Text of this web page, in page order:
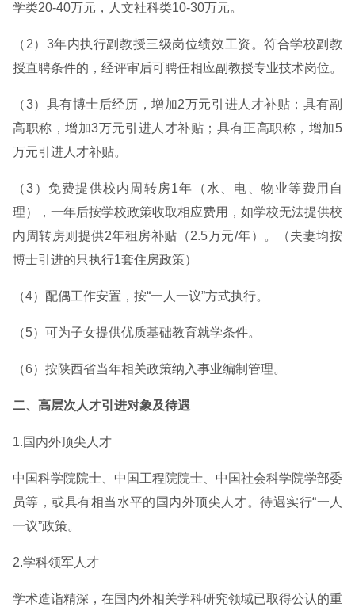
学类20-40万元，人文社科类10-30万元。
（2）3年内执行副教授三级岗位绩效工资。符合学校副教
授直聘条件的，经评审后可聘任相应副教授专业技术岗位。
（3）具有博士后经历，增加2万元引进人才补贴；具有副
高职称，增加3万元引进人才补贴；具有正高职称，增加5
万元引进人才补贴。
（3）免费提供校内周转房1年（水、电、物业等费用自
理），一年后按学校政策收取相应费用，如学校无法提供校
内周转房则提供2年租房补贴（2.5万元/年）。（夫妻均按
博士引进的只执行1套住房政策）
（4）配偶工作安置，按“一人一议”方式执行。
（5）可为子女提供优质基础教育就学条件。
（6）按陕西省当年相关政策纳入事业编制管理。
二、高层次人才引进对象及待遇
1.国内外顶尖人才
中国科学院院士、中国工程院院士、中国社会科学院学部委
员等，或具有相当水平的国内外顶尖人才。待遇实行“一人
一议”政策。
2.学科领军人才
学术造诣精深，在国内外相关学科研究领域已取得公认的重